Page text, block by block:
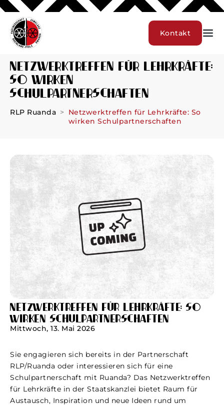
Kontakt
Netzwerktreffen für Lehrkräfte:
So wirken
Schulpartnerschaften
RLP Ruanda
Netzwerktreffen für Lehrkräfte: So
wirken Schulpartnerschaften
Mittwoch, 13. Mai 2026
Netzwerktreffen für Lehrkräfte: So
wirken Schulpartnerschaften
Sie engagieren sich bereits in der Partnerschaft
RLP/Ruanda oder interessieren sich für eine
Schulpartnerschaft mit Ruanda? Das Netzwerktreffen
für Lehrkräfte in der Staatskanzlei bietet Raum für
Austausch, Inspiration und neue Ideen rund um